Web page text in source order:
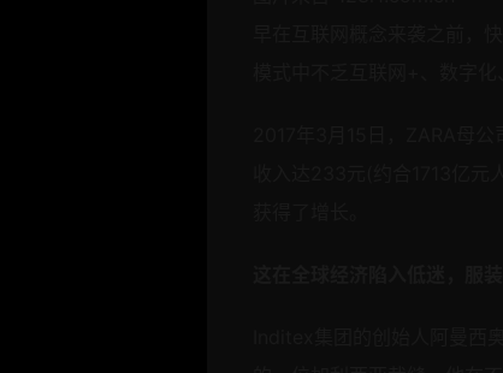
模式中不乏互联网+、数字
2017年3月15日，ZARA母
收入达233元(约合1713亿元